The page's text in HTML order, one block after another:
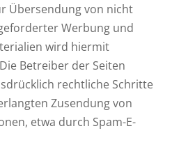
Übersendung von nicht
Werbung und
wird hiermit
Betreiber der Seiten
rechtliche Schritte
Zusendung von
etwa durch Spam-E-